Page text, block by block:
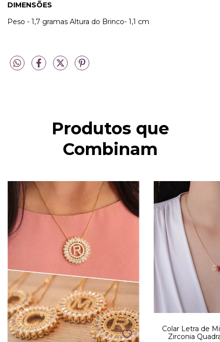
DIMENSÕES
Peso - 1,7 gramas Altura do Brinco- 1,1 cm
Produtos que
Combinam
Colar Letra de
Zirconia